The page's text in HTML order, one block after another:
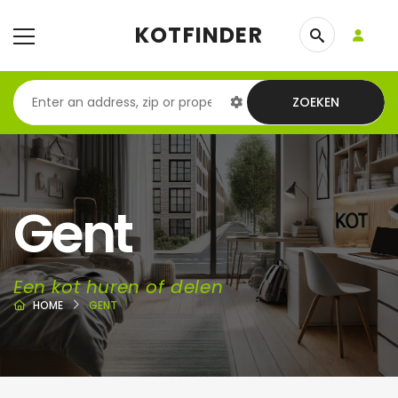
KOTFINDER
ZOEKEN
Gent
Een kot huren of delen
HOME GENT